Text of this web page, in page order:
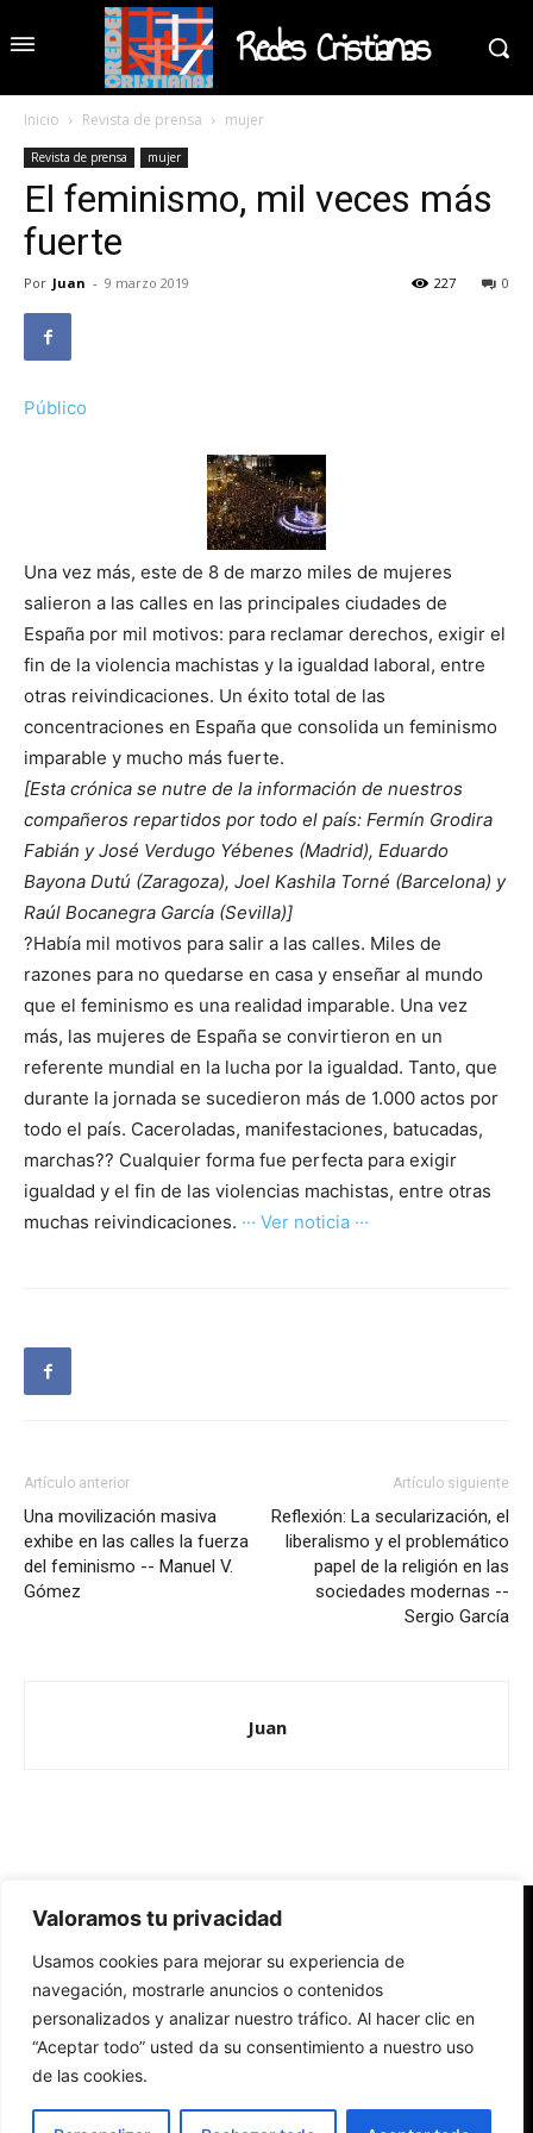
Valoramos tu privacidad
Usamos cookies para mejorar su experiencia de
navegación, mostrarle anuncios o contenidos
personalizados y analizar nuestro tráfico. Al hacer clic en
“Aceptar todo” usted da su consentimiento a nuestro uso
de las cookies.
Redes Cristianas
Inicio Revista de prensa mujer
Revista de prensa mujer
El feminismo, mil veces más
fuerte
Por Juan - 9 marzo 2019 0
227
Público
Una vez más, este de 8 de marzo miles de mujeres
salieron a las calles en las principales ciudades de
España por mil motivos: para reclamar derechos, exigir el
fin de la violencia machistas y la igualdad laboral, entre
otras reivindicaciones. Un éxito total de las
concentraciones en España que consolida un feminismo
imparable y mucho más fuerte.
[Esta crónica se nutre de la información de nuestros
compañeros repartidos por todo el país: Fermín Grodira
Fabián y José Verdugo Yébenes (Madrid), Eduardo
Bayona Dutú (Zaragoza), Joel Kashila Torné (Barcelona) y
Raúl Bocanegra García (Sevilla)]
?Había mil motivos para salir a las calles. Miles de
razones para no quedarse en casa y enseñar al mundo
que el feminismo es una realidad imparable. Una vez
más, las mujeres de España se convirtieron en un
referente mundial en la lucha por la igualdad. Tanto, que
durante la jornada se sucedieron más de 1.000 actos por
todo el país. Caceroladas, manifestaciones, batucadas,
marchas?? Cualquier forma fue perfecta para exigir
igualdad y el fin de las violencias machistas, entre otras
muchas reivindicaciones. ··· Ver noticia ···
Artículo anterior
Una movilización masiva
exhibe en las calles la fuerza
del feminismo -- Manuel V.
Gómez
Artículo siguiente
Reflexión: La secularización, el
liberalismo y el problemático
papel de la religión en las
sociedades modernas --
Sergio García
Juan
Redes Cristianas
Una mirada alternativa sobre la Iglesia católica y la sociedad
- Colectivos de Redes Cristianas